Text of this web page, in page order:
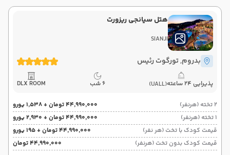
هتل سیانجی ریزورت
SIANJI
بدروم, تورگوت رئیس
پذیرایی 24 ساعته (UALL) 6 شب DLX ROOM
2 تخته (هرنفر)
۴۴٬۹۹۰٬۰۰۰ تومان + ۱٬۵۳۸ یورو
1 تخته (هرنفر)
۴۴٬۹۹۰٬۰۰۰ تومان + ۲٬۹۳۰ یورو
قیمت کودک با تخت (هر نفر)
۴۴٬۹۹۰٬۰۰۰ تومان + ۱۹۵ یورو
قیمت کودک بدون تخت (هرنفر)
۴۴٬۹۹۰٬۰۰۰ تومان